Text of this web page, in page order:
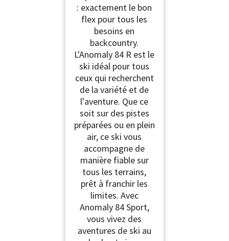
: exactement le bon
flex pour tous les
besoins en
backcountry.
L'Anomaly 84 R est le
ski idéal pour tous
ceux qui recherchent
de la variété et de
l'aventure. Que ce
soit sur des pistes
préparées ou en plein
air, ce ski vous
accompagne de
manière fiable sur
tous les terrains,
prêt à franchir les
limites. Avec
Anomaly 84 Sport,
vous vivez des
aventures de ski au